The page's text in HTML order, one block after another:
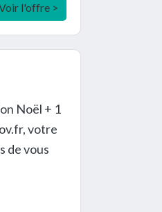
l'offre >
Noël + 1
votre
de vous